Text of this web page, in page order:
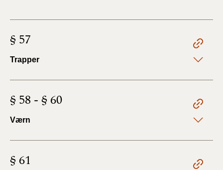
§ 57
Trapper
§ 58 - § 60
Værn
§ 61